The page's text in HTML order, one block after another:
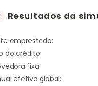
Resultados da
emprestado:
do crédito:
fixa:
efetiva global: